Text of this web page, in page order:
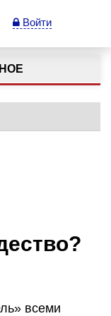
Войти
всеми